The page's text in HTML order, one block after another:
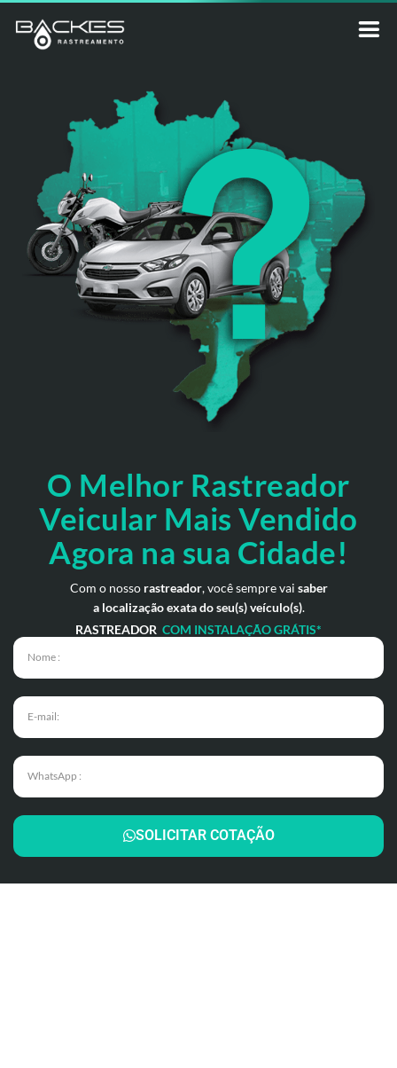
O Melhor Rastreador
Veicular Mais Vendido
Agora na sua Cidade!
Com o nosso rastreador, você sempre vai saber
a localização exata do seu(s) veículo(s).
RASTREADOR COM INSTALAÇÃO GRÁTIS*
SOLICITAR COTAÇÃO